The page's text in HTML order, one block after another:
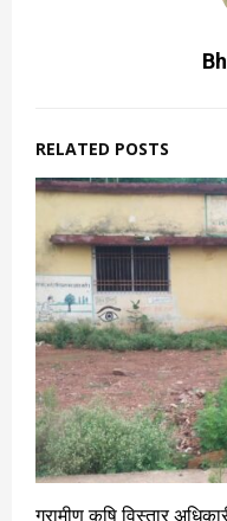
RELATED POSTS
ग्रामीण कृषि विस्तार